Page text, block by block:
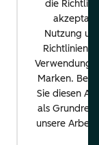
die
Nutzung
Richtlinien
Verwendung
Marken.
Sie diesen
als
unsere